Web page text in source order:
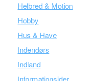
Helbred & Motion
Hobby
Hus & Have
Indendørs
Indland
Informationsider